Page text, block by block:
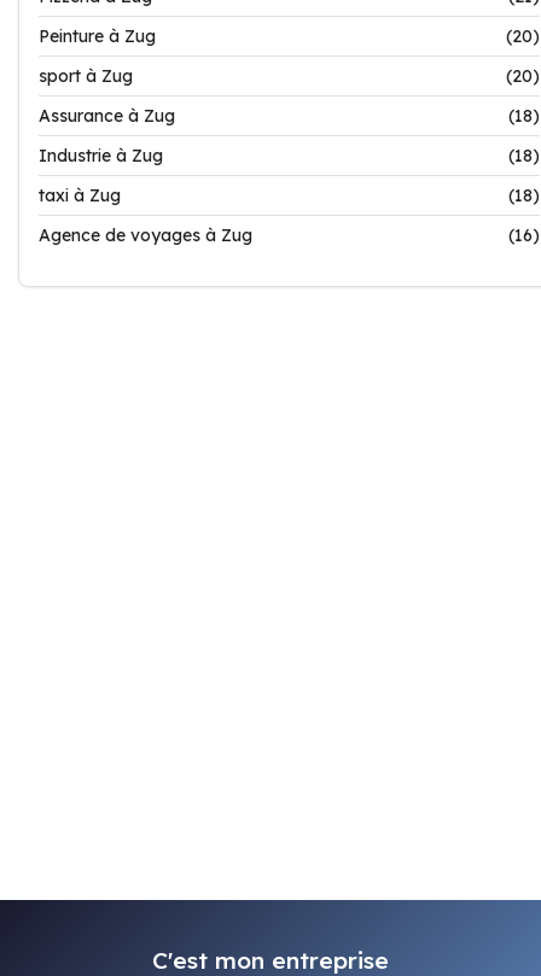
Peinture à Zug
(20)
sport à Zug
(20)
Assurance à Zug
(18)
Industrie à Zug
(18)
taxi à Zug
(18)
Agence de voyages à Zug
(16)
C'est mon entreprise